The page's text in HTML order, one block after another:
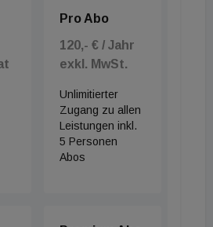
Pro Abo
120,- € / Jahr
exkl. MwSt.
Unlimitierter
Zugang zu allen
Leistungen inkl.
5 Personen
Abos